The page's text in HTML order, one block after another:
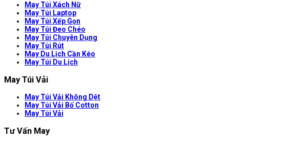
May Túi Xách Nữ
May Túi Laptop
May Túi Xếp Gọn
May Túi Đeo Chéo
May Túi Chuyên Dụng
May Túi Rút
May Du Lịch Cần Kéo
May Túi Du Lịch
May Túi Vải
May Túi Vải Không Dệt
May Túi Vải Bố Cotton
May Túi Vải
Tư Vấn May